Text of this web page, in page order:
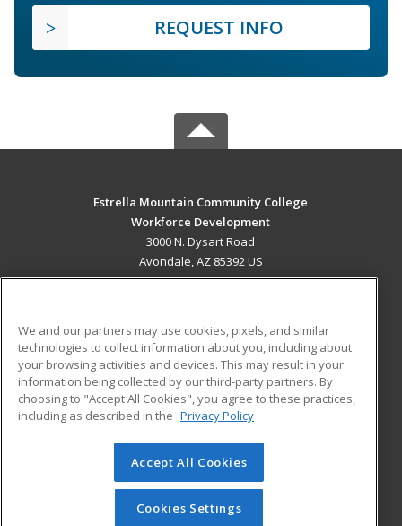
REQUEST INFO
Estrella Mountain Community College
Workforce Development
3000 N. Dysart Road
Avondale, AZ 85392 US
ADDITIONAL RESOURCES
Military
Financial Assistance
Help
Student Blog
© 2026 ed2go, a division of Cengage Learning. All rights
reserved. The material on this site cannot be reproduced or
redistributed unless you have obtained prior written
We and our partners may use cookies, pixels, and similar
technologies to collect information about you, including about
your browsing activities and devices. This may result in your
information being collected by our third-party partners. By
choosing to "Accept All Cookies", you agree to these practices,
including as described in the Privacy Policy
Accept All Cookies
Cookies Settings